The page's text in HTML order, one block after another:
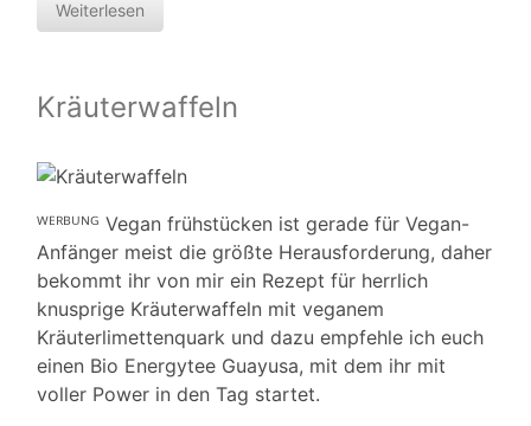
Weiterlesen
Kräuterwaffeln
ᵂᴱᴿᴮᵁᴺᴳ Vegan frühstücken ist gerade für Vegan-
Anfänger meist die größte Herausforderung, daher
bekommt ihr von mir ein Rezept für herrlich
knusprige Kräuterwaffeln mit veganem
Kräuterlimettenquark und dazu empfehle ich euch
einen Bio Energytee Guayusa, mit dem ihr mit
voller Power in den Tag startet.